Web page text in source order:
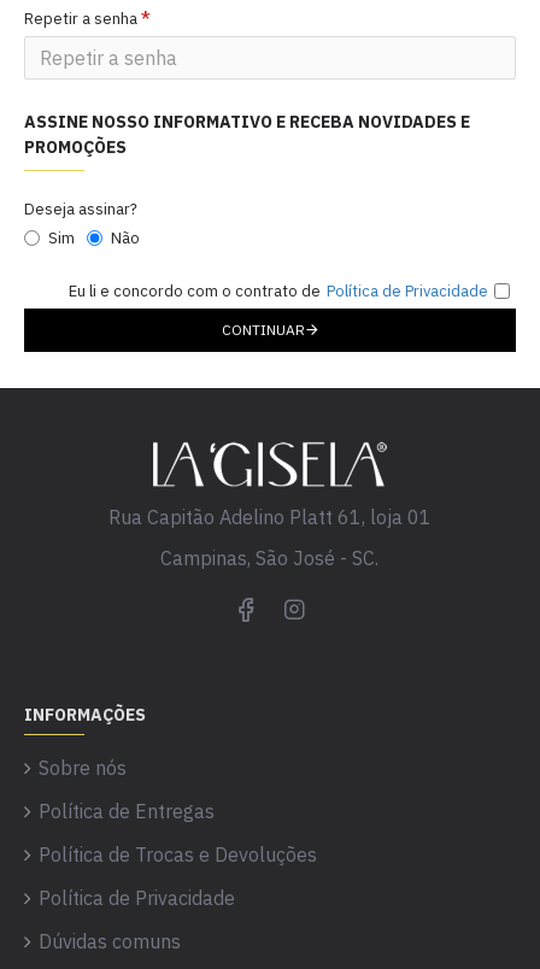
Repetir a senha
ASSINE NOSSO INFORMATIVO E RECEBA NOVIDADES E
PROMOÇÕES
Deseja assinar?
Sim
Não
Eu li e concordo com o contrato de Política de Privacidade
CONTINUAR
Rua Capitão Adelino Platt 61, loja 01
Campinas, São José - SC.
INFORMAÇÕES
Sobre nós
Política de Entregas
Política de Trocas e Devoluções
Política de Privacidade
Dúvidas comuns